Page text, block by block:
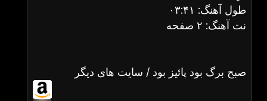
طول آهنگ: ۰۳:۴۱
نت آهنگ: ۲ صفحه
صبح برگ بود پائیز بود / سایت های دیگر